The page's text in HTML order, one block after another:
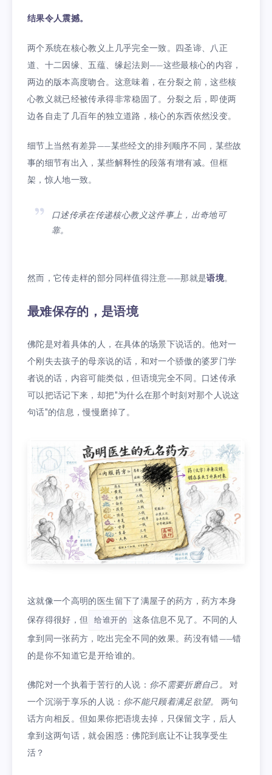
结果令人震撼。
两个系统在核心教义上几乎完全一致。四圣谛、八正
道、十二因缘、五蕴、缘起法则——这些最核心的内容，
两边的版本高度吻合。这意味着，在分裂之前，这些核
心教义就已经被传承得非常稳固了。分裂之后，即使两
边各自走了几百年的独立道路，核心的东西依然没变。
细节上当然有差异——某些经文的排列顺序不同，某些故
事的细节有出入，某些解释性的段落有增有减。但框
架，惊人地一致。
口述传承在传递核心教义这件事上，出奇地可
靠。
然而，它传走样的部分同样值得注意——那就是语境。
最难保存的，是语境
佛陀是对着具体的人，在具体的场景下说话的。他对一
个刚失去孩子的母亲说的话，和对一个骄傲的婆罗门学
者说的话，内容可能类似，但语境完全不同。口述传承
可以把话记下来，却把"为什么在那个时刻对那个人说这
句话"的信息，慢慢磨掉了。
这就像一个高明的医生留下了满屋子的药方，药方本身
保存得很好，但
给谁开的
这条信息不见了。不同的人
拿到同一张药方，吃出完全不同的效果。药没有错——错
的是你不知道它是开给谁的。
佛陀对一个执着于苦行的人说： 你不需要折磨自己。
对
一个沉溺于享乐的人说： 你不能只顾着满足欲望。
两句
话方向相反。但如果你把语境去掉，只保留文字，后人
拿到这两句话，就会困惑：佛陀到底让不让我享受生
活？